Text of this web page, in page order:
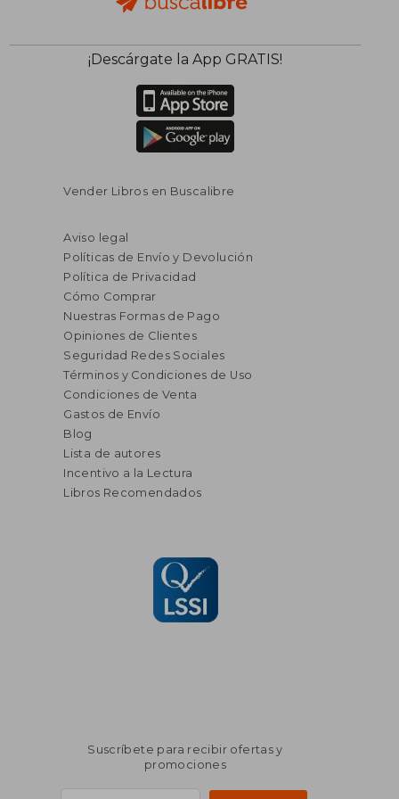
¡Descárgate la App GRATIS!
Vender Libros en Buscalibre
Aviso legal
Políticas de Envío y Devolución
Política de Privacidad
Cómo Comprar
Nuestras Formas de Pago
Opiniones de Clientes
Seguridad Redes Sociales
Términos y Condiciones de Uso
Condiciones de Venta
Gastos de Envío
Blog
Lista de autores
Incentivo a la Lectura
Libros Recomendados
Suscríbete para recibir ofertas y
promociones